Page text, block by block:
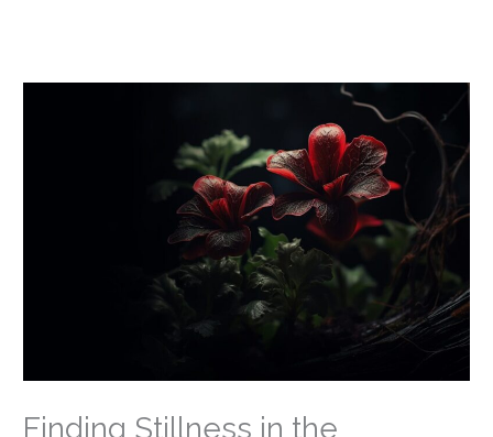
Finding Stillness in the